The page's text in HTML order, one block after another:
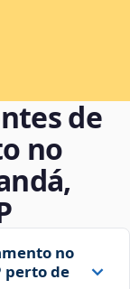
de
no
no
perto de